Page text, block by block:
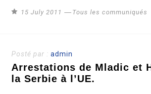
15 July 2011 Tous les communiqués
Posté par : admin
Arrestations de Mladic et
la Serbie à l’UE.